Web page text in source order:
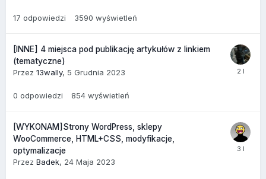
17 odpowiedzi 3590 wyświetleń
[INNE] 4 miejsca pod publikację artykułów z linkiem
(tematyczne)
Przez 13wally, 5 Grudnia 2023
0 odpowiedzi 854 wyświetleń
[WYKONAM]Strony WordPress, sklepy
WooCommerce, HTML+CSS, modyfikacje,
optymalizacje
Przez Badek, 24 Maja 2023